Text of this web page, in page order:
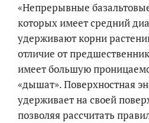
«Непрерывные
которых имеет средний
удерживают корни
отличие от
имеет большую
«дышат». Поверхностная
удерживает на своей
позволяя рассчитать